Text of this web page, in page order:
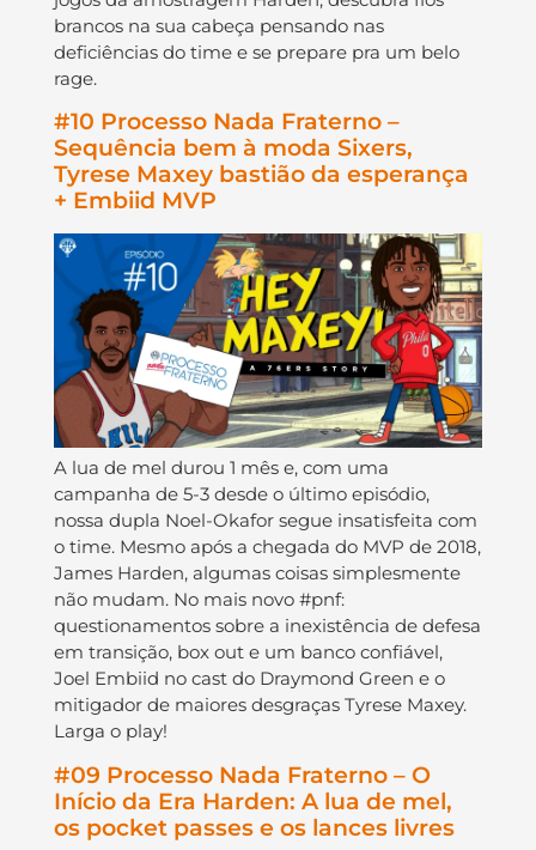
brancos na sua cabeça pensando nas
deficiências do time e se prepare pra um belo
rage.
#10 Processo Nada Fraterno –
Sequência bem à moda Sixers,
Tyrese Maxey bastião da esperança
+ Embiid MVP
A lua de mel durou 1 mês e, com uma
campanha de 5-3 desde o último episódio,
nossa dupla Noel-Okafor segue insatisfeita com
o time. Mesmo após a chegada do MVP de 2018,
James Harden, algumas coisas simplesmente
não mudam. No mais novo #pnf:
questionamentos sobre a inexistência de defesa
em transição, box out e um banco confiável,
Joel Embiid no cast do Draymond Green e o
mitigador de maiores desgraças Tyrese Maxey.
Larga o play!
#09 Processo Nada Fraterno – O
Início da Era Harden: A lua de mel,
os pocket passes e os lances livres